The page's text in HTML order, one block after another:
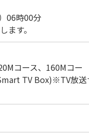
06時00分
ます。
コース、160Mコー
TV Box)※TV放